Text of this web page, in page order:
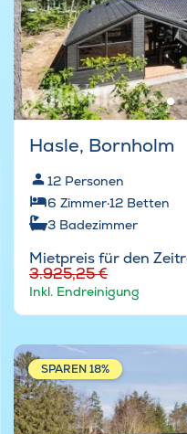
Hasle, Bornholm
12 Personen
6 Zimmer·12 Betten
3 Badezimmer
Mietpreis für den
3.925,25 €
Inkl. Endreinigung
SPAREN 18%